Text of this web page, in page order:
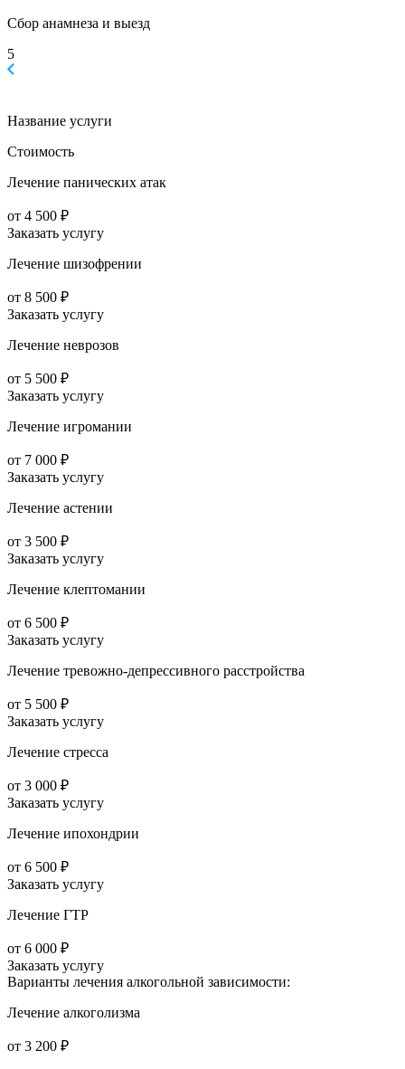
Сбор анамнеза и выезд
5
Название услуги
Стоимость
Лечение панических атак
от 4 500 ₽
Заказать услугу
Лечение шизофрении
от 8 500 ₽
Заказать услугу
Лечение неврозов
от 5 500 ₽
Заказать услугу
Лечение игромании
от 7 000 ₽
Заказать услугу
Лечение астении
от 3 500 ₽
Заказать услугу
Лечение клептомании
от 6 500 ₽
Заказать услугу
Лечение тревожно-депрессивного расстройства
от 5 500 ₽
Заказать услугу
Лечение стресса
от 3 000 ₽
Заказать услугу
Лечение ипохондрии
от 6 500 ₽
Заказать услугу
Лечение ГТР
от 6 000 ₽
Заказать услугу
Варианты лечения алкогольной зависимости:
Лечение алкоголизма
от 3 200 ₽